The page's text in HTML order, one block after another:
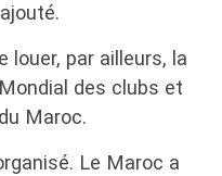
louer, par ailleurs, la
des clubs et
Maroc.
Le Maroc a